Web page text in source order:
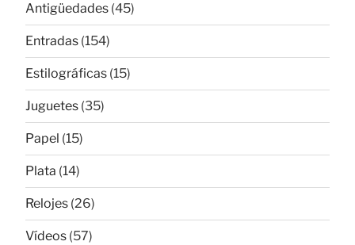
Antigüedades (45)
Entradas (154)
Estilográficas (15)
Juguetes (35)
Papel (15)
Plata (14)
Relojes (26)
Vídeos (57)